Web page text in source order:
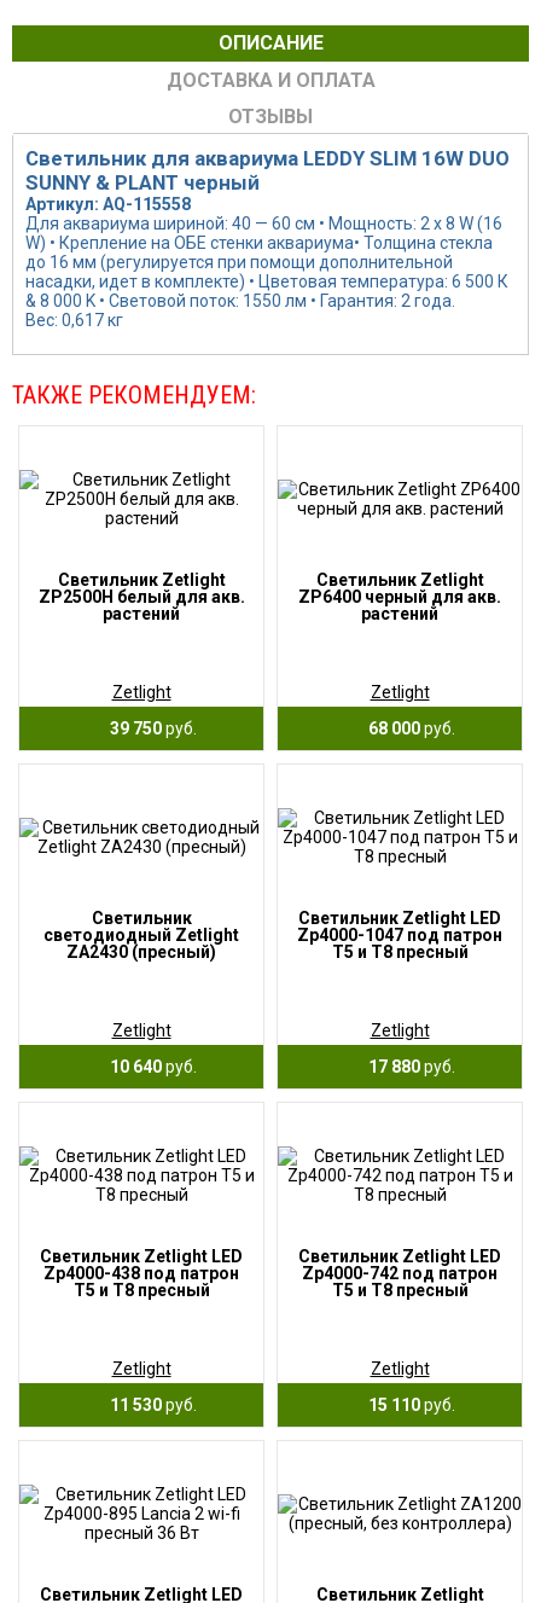
ОПИСАНИЕ
ДОСТАВКА И ОПЛАТА
ОТЗЫВЫ
Светильник для аквариума LEDDY SLIM 16W DUO
SUNNY & PLANT черный
Артикул: AQ-115558
Для аквариума шириной: 40 — 60 см • Мощность: 2 х 8 W (16
W) • Крепление на ОБЕ стенки аквариума• Толщина стекла
до 16 мм (регулируется при помощи дополнительной
насадки, идет в комплекте) • Цветовая температура: 6 500 К
& 8 000 K • Световой поток: 1550 лм • Гарантия: 2 года.
Вес: 0,617 кг
ТАКЖЕ РЕКОМЕНДУЕМ:
Cветильник Zetlight
ZP2500H белый для акв.
растений
Zetlight
39 750руб.
Cветильник Zetlight
ZP6400 черный для акв.
растений
Zetlight
68 000руб.
Cветильник
светодиодный Zetlight
ZA2430 (пресный)
Zetlight
10 640руб.
Cветильник Zetlight LED
Zp4000-1047 под патрон
Т5 и Т8 пресный
Zetlight
17 880руб.
Светильник Zetlight LED
Zp4000-438 под патрон
Т5 и Т8 пресный
Zetlight
11 530руб.
Светильник Zetlight LED
Zp4000-742 под патрон
Т5 и Т8 пресный
Zetlight
15 110руб.
Cветильник Zetlight LED
Светильник Zetlight